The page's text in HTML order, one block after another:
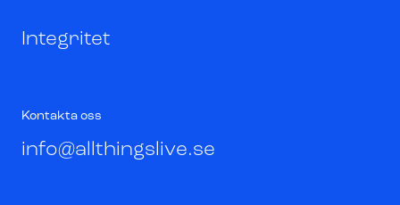
Integritet
Kontakta oss
info@allthingslive.se